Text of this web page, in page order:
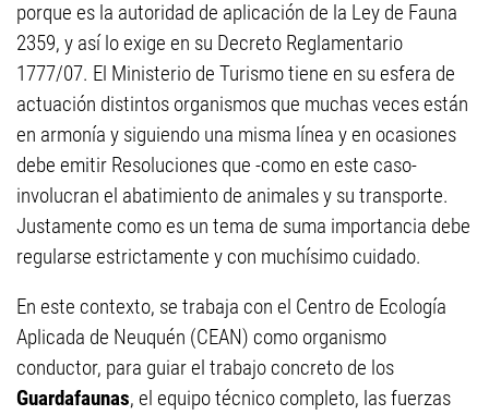
porque es la autoridad de aplicación de la Ley de Fauna
2359, y así lo exige en su Decreto Reglamentario
1777/07. El Ministerio de Turismo tiene en su esfera de
actuación distintos organismos que muchas veces están
en armonía y siguiendo una misma línea y en ocasiones
debe emitir Resoluciones que -como en este caso-
involucran el abatimiento de animales y su transporte.
Justamente como es un tema de suma importancia debe
regularse estrictamente y con muchísimo cuidado.
En este contexto, se trabaja con el Centro de Ecología
Aplicada de Neuquén (CEAN) como organismo
conductor, para guiar el trabajo concreto de los
Guardafaunas, el equipo técnico completo, las fuerzas